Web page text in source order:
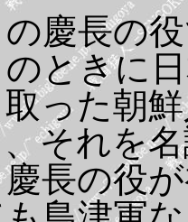
慶長の
ときに
った朝
それを
長の役